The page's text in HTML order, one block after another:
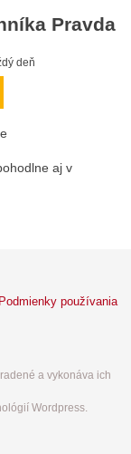
Pravda
deň
aj v
Podmienky používania
a vykonáva ich
Wordpress.